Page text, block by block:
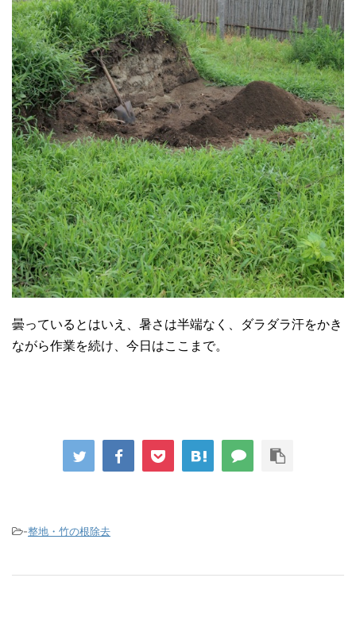
曇っているとはいえ、暑さは半端なく、ダラダラ汗をかき
ながら作業を続け、今日はここまで。
-整地・竹の根除去